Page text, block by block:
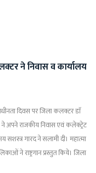
ने निवास व कार्यालय
दिवस पर जिला कलक्टर डाॅ
राजकीय निवास एवं कलेक्ट्रेट
सशस्त्र गारद ने सलामी दी। महात्मा
ने राष्ट्रगान प्रस्तुत किये। जिला